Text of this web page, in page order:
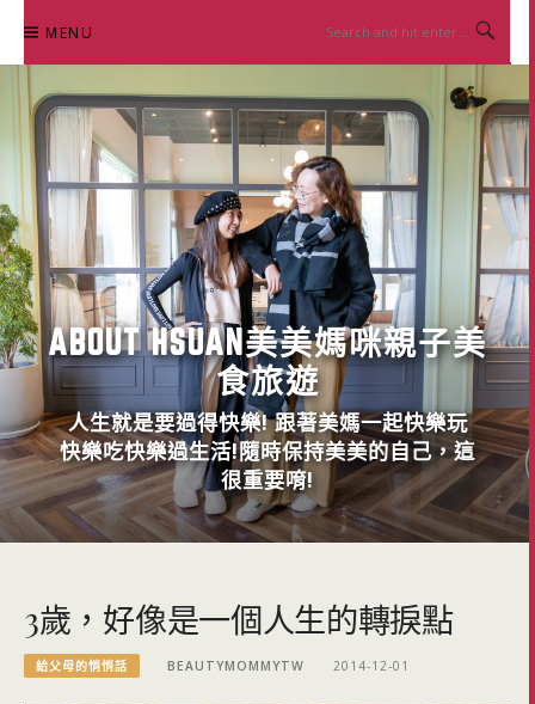
content
MENU
ABOUT HSUAN美美媽咪親子美
食旅遊
人生就是要過得快樂! 跟著美媽一起快樂玩
快樂吃快樂過生活!隨時保持美美的自己，這
很重要唷!
3歲，好像是一個人生的轉捩點
給父母的悄悄話 BEAUTYMOMMYTW 2014-12-01